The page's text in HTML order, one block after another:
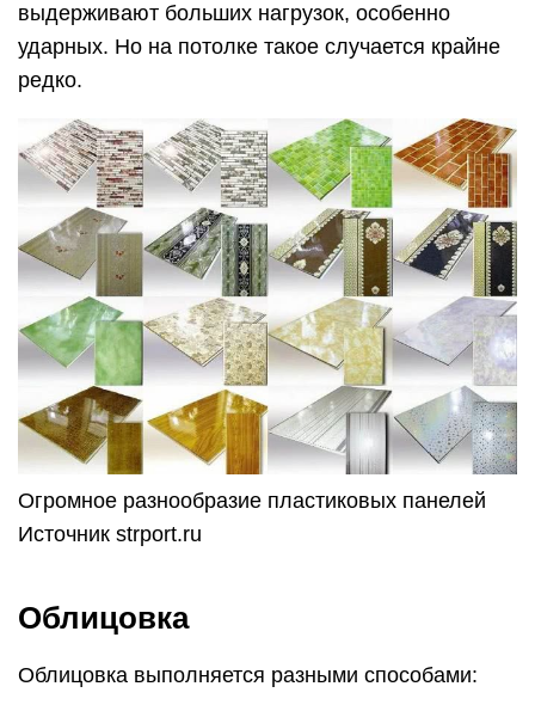
выдерживают больших нагрузок, особенно
ударных. Но на потолке такое случается крайне
редко.
Огромное разнообразие пластиковых панелей
Источник strport.ru
Облицовка
Облицовка выполняется разными способами: